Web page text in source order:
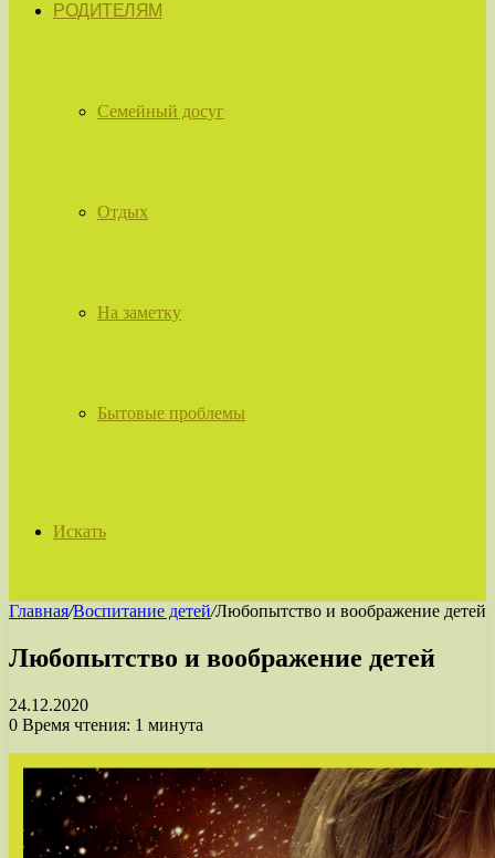
РОДИТЕЛЯМ
Семейный досуг
Отдых
На заметку
Бытовые проблемы
Искать
Главная/Воспитание детей/Любопытство и воображение детей
Любопытство и воображение детей
24.12.2020
0 Время чтения: 1 минута